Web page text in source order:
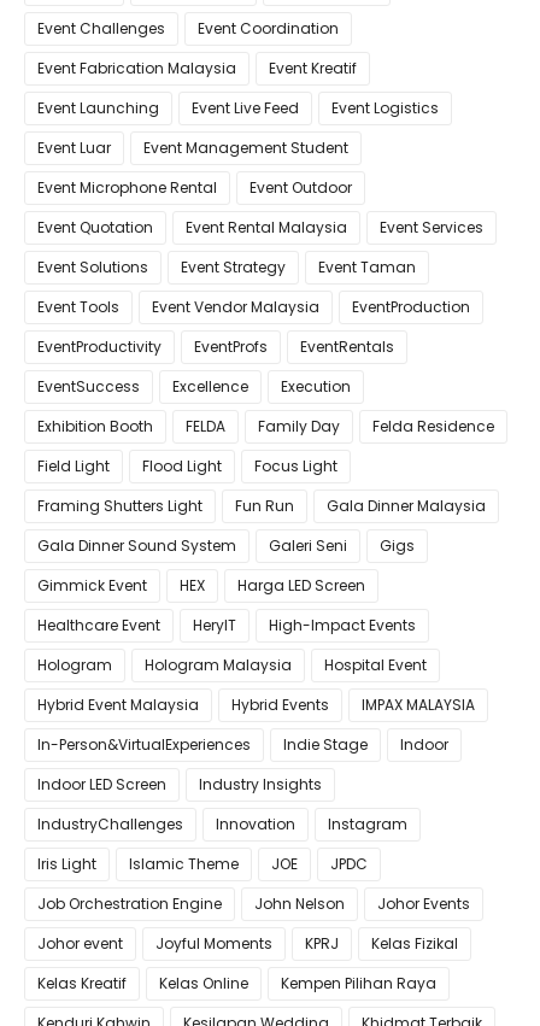
Event Challenges
Event Coordination
Event Fabrication Malaysia
Event Kreatif
Event Launching
Event Live Feed
Event Logistics
Event Luar
Event Management Student
Event Microphone Rental
Event Outdoor
Event Quotation
Event Rental Malaysia
Event Services
Event Solutions
Event Strategy
Event Taman
Event Tools
Event Vendor Malaysia
EventProduction
EventProductivity
EventProfs
EventRentals
EventSuccess
Excellence
Execution
Exhibition Booth
FELDA Family Day
Felda Residence
Field Light
Flood Light
Focus Light
Framing Shutters Light
Fun Run
Gala Dinner Malaysia
Gala Dinner Sound System
Galeri Seni
Gigs
Gimmick Event
HEX
Harga LED Screen
Healthcare Event
HeryIT
High-Impact Events
Hologram
Hologram Malaysia
Hospital Event
Hybrid Event Malaysia
Hybrid Events
IMPAX MALAYSIA
In-Person&VirtualExperiences
Indie Stage
Indoor
Indoor LED Screen
Industry Insights
IndustryChallenges
Innovation
Instagram
Iris Light
Islamic Theme JOE
JPDC
Job Orchestration Engine
John Nelson
Johor Events
Johor event
Joyful Moments KPRJ
Kelas Fizikal
Kelas Kreatif
Kelas Online
Kempen Pilihan Raya